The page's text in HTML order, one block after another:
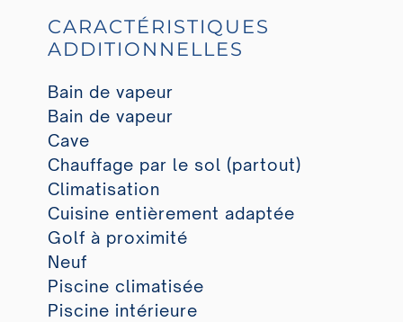
CARACTÉRISTIQUES
ADDITIONNELLES
Bain de vapeur
Bain de vapeur
Cave
Chauffage par le sol (partout)
Climatisation
Cuisine entièrement adaptée
Golf à proximité
Neuf
Piscine climatisée
Piscine intérieure